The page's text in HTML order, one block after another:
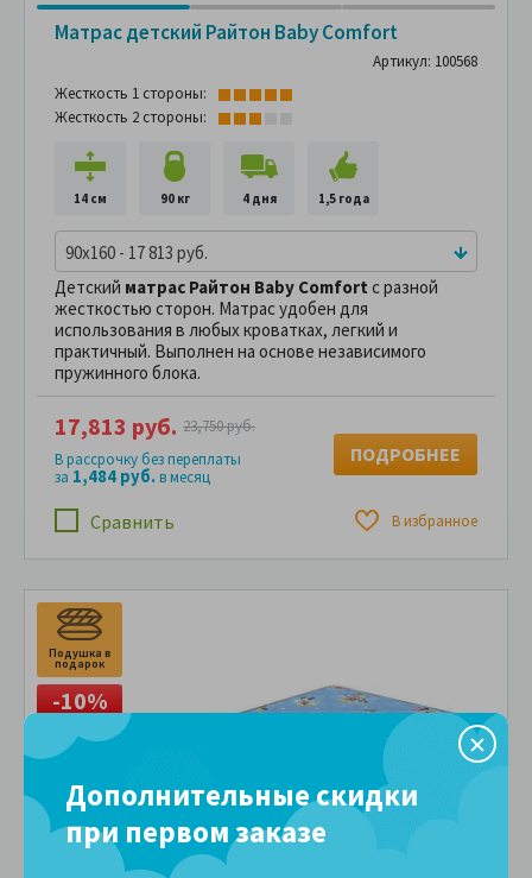
Матрас детский Райтон Baby Comfort
Артикул: 100568
Жесткость 1 стороны:
Жесткость 2 стороны:
14 см 90 кг 4 дня 1,5 года
90x160 - 17 813 руб.
Детский матрас Райтон Baby Comfort с разной
жесткостью сторон. Матрас удобен для
использования в любых кроватках, легкий и
практичный. Выполнен на основе независимого
пружинного блока.
Сравнить В избранное
17,813 руб. 23,750 руб.
В рассрочку без переплаты
за 1,484 руб.в месяц
ПОДРОБНЕЕ
Подушка в
подарок
-10%
Дополнительные скидки
при первом заказе